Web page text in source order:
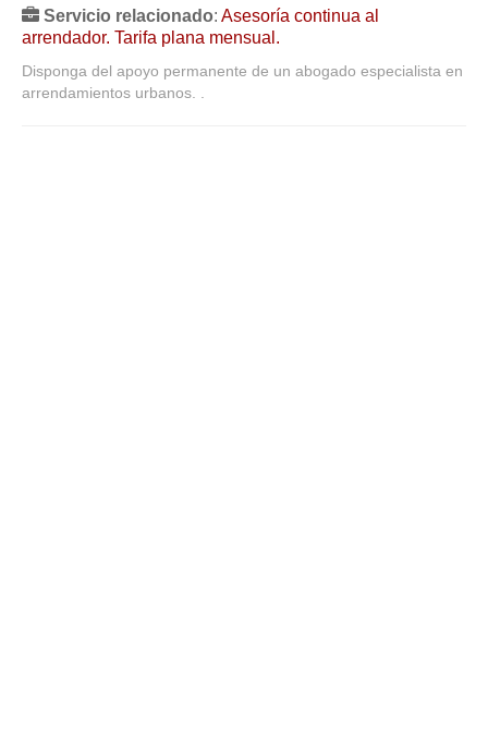
Servicio relacionado: Asesoría continua al
arrendador. Tarifa plana mensual.
Disponga del apoyo permanente de un abogado especialista en
arrendamientos urbanos. .